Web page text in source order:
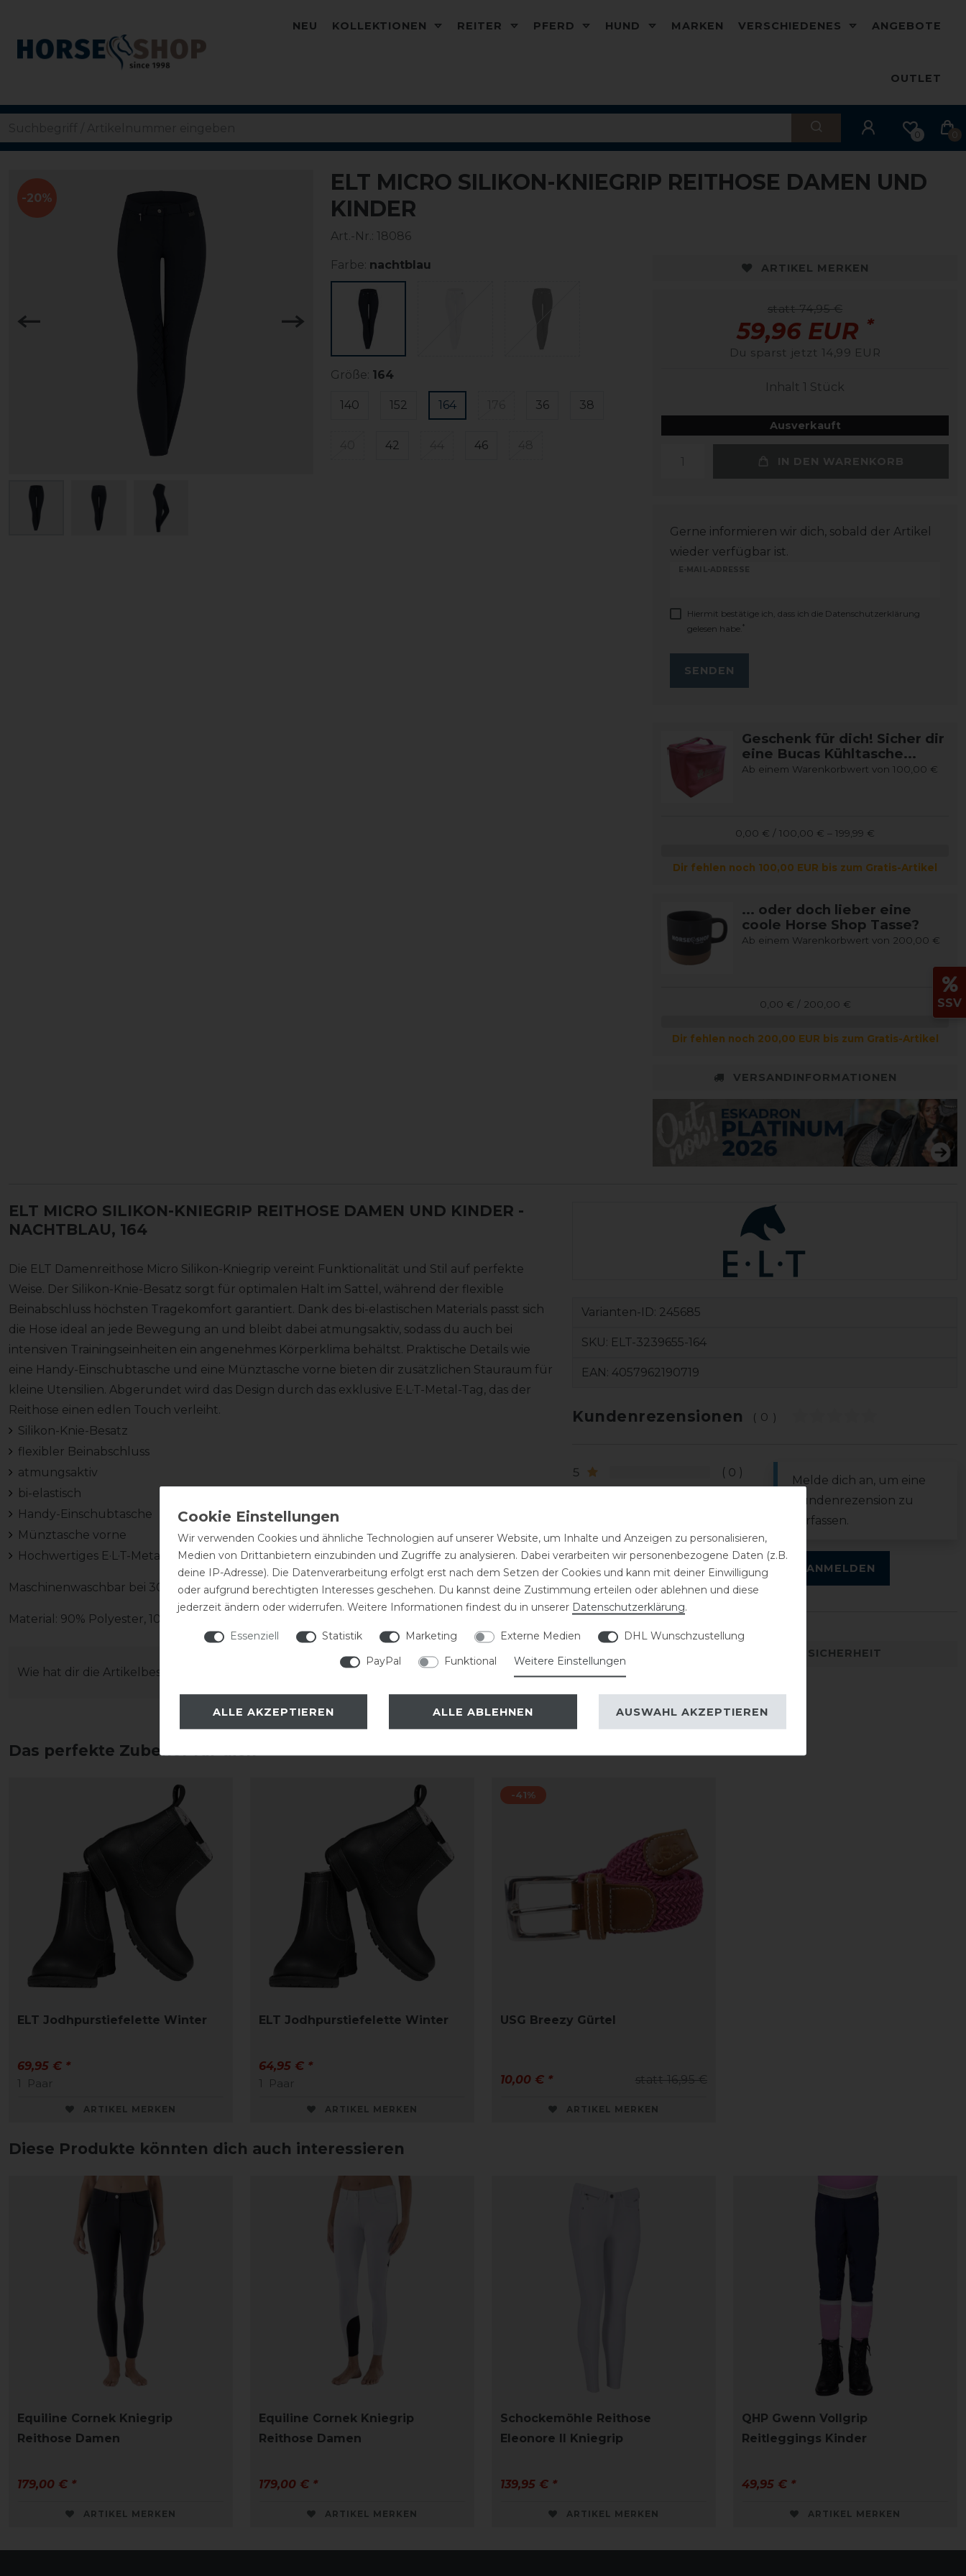
NEU KOLLEKTIONEN REITER PFERD HUND MARKEN VERSCHIEDENES ANGEBOTE
OUTLET
0 0
-20% -20%
ELT MICRO SILIKON-KNIEGRIP REITHOSE DAMEN UND
KINDER
Art.-Nr.: 18086
Farbe: nachtblau
Größe: 164
140 152 164 36 38
42 46
ARTIKEL MERKEN
statt 74,95 €
59,96 EUR *
Du sparst jetzt 14,99 EUR
Inhalt 1 Stück
Ausverkauft
IN DEN WARENKORB
Gerne informieren wir dich, sobald der Artikel
wieder verfügbar ist.
E-MAIL-ADRESSE
Hiermit bestätige ich, dass ich die Daten­schutz­erklärung
gelesen habe. *
SENDEN
Geschenk für dich! Sicher dir
eine Bucas Kühltasche...
Ab einem Warenkorbwert von 100,00 €
0,00 € / 100,00 € – 199,99 €
Dir fehlen noch 100,00 EUR bis zum Gratis-Artikel
... oder doch lieber eine
coole Horse Shop Tasse?
Ab einem Warenkorbwert von 200,00 €
0,00 € / 200,00 €
Dir fehlen noch 200,00 EUR bis zum Gratis-Artikel
VERSANDINFORMATIONEN
ELT MICRO SILIKON-KNIEGRIP REITHOSE DAMEN UND KINDER -
NACHTBLAU, 164
Die ELT Damenreithose Micro Silikon-Kniegrip vereint Funktionalität und Stil auf perfekte
Weise. Der Silikon-Knie-Besatz sorgt für optimalen Halt im Sattel, während der flexible
Beinabschluss höchsten Tragekomfort garantiert. Dank des bi-elastischen Materials passt sich
die Hose ideal an jede Bewegung an und bleibt dabei atmungsaktiv, sodass du auch bei
intensiven Trainingseinheiten ein angenehmes Körperklima behältst. Praktische Details wie
eine Handy-Einschubtasche und eine Münztasche vorne bieten dir zusätzlichen Stauraum für
kleine Utensilien. Abgerundet wird das Design durch das exklusive E·L·T-Metal-Tag, das der
Reithose einen edlen Touch verleiht.
Silikon-Knie-Besatz
flexibler Beinabschluss
atmungsaktiv
bi-elastisch
Handy-Einschubtasche
Münztasche vorne
Hochwertiges E·L·T-Metal-Tag
Maschinenwaschbar bei 30 Grad im Schonwaschgang. Bitte nicht im Trockner trocknen.
Material: 90% Polyester, 10% Elasthan
Wie hat dir die Artikelbeschreibung gefallen?
Varianten-ID: 245685
SKU: ELT-3239655-164
EAN: 4057962190719
Kundenrezensionen (0)
5
0
2
0
1
0
Melde dich an, um eine
Kundenrezension zu
verfassen.
ANMELDEN
DETAILS ZUR PRODUKTSICHERHEIT
Das perfekte Zubehör für dich
ELT Jodhpurstiefelette Winter
69,95 € *
1
Paar
ARTIKEL MERKEN
ELT Jodhpurstiefelette Winter
64,95 € *
1
Paar
ARTIKEL MERKEN
-41%
USG Breezy Gürtel
statt 16,95 €
10,00 € *
ARTIKEL MERKEN
Diese Produkte könnten dich auch interessieren
Equiline Cornek Kniegrip
Reithose Damen
179,00 € *
ARTIKEL MERKEN
Equiline Cornek Kniegrip
Reithose Damen
179,00 € *
ARTIKEL MERKEN
Schockemöhle Reithose
Eleonore II Kniegrip
139,95 € *
ARTIKEL MERKEN
QHP Gwenn Vollgrip
Reitleggings Kinder
49,95 € *
ARTIKEL MERKEN
SSV
Wir verwenden Cookies und ähnliche Technologien auf unserer Website, um Inhalte und Anzeigen zu personalisieren,
Medien von Drittanbietern einzubinden und Zugriffe zu analysieren. Dabei verarbeiten wir personenbezogene Daten (z.B.
deine IP-Adresse). Die Datenverarbeitung erfolgt erst nach dem Setzen der Cookies und kann mit deiner Einwilligung
oder aufgrund berechtigten Interesses geschehen. Du kannst deine Zustimmung erteilen oder ablehnen und diese
jederzeit ändern oder widerrufen. Weitere Informationen findest du in unserer Daten­schutz­erklärung.
Essenziell Statistik Marketing Externe Medien
DHL Wunschzustellung
PayPal
Funktional Weitere Einstellungen
ALLE AKZEPTIEREN ALLE ABLEHNEN AUSWAHL AKZEPTIEREN